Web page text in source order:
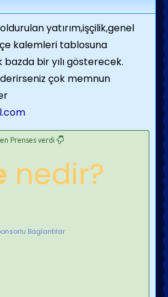
yatırım,işçilik,genel
kalemleri tablosuna
bazda bir yılı gösterecek.
çok memnun
Prenses verdi
nedir?
Baglantilar